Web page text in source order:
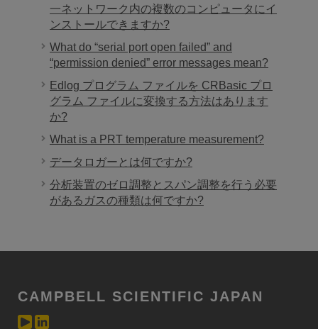
一ネットワーク内の複数のコンピュータにイ
ンストールできますか?
What do “serial port open failed” and
“permission denied” error messages mean?
Edlog プログラム ファイルを CRBasic プロ
グラム ファイルに変換する方法はあります
か?
What is a PRT temperature measurement?
データロガーとは何ですか?
分析装置のゼロ調整とスパン調整を行う必要
があるガスの種類は何ですか?
CAMPBELL SCIENTIFIC JAPAN